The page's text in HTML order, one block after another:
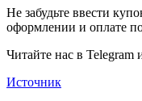
Не забудьте ввести
оформлении и оплате
Читайте нас в Telegram
Источник